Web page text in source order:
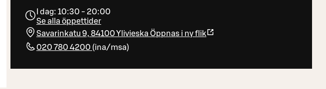
I dag: 10:30 - 20:00
Se alla öppettider
Savarinkatu 9, 84100 Ylivieska Öppnas i ny flik
020 780 4200 (ina/msa)